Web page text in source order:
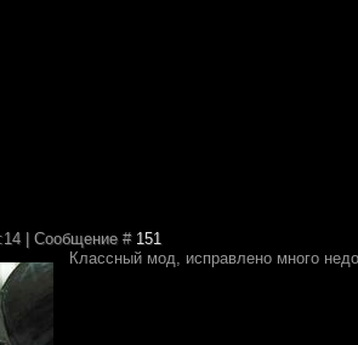
| Сообщение # 151
Классный мод, исправлено много